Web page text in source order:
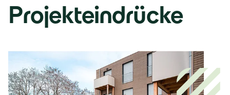
Projekteindrücke